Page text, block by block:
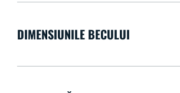
DIMENSIUNILE BECULUI